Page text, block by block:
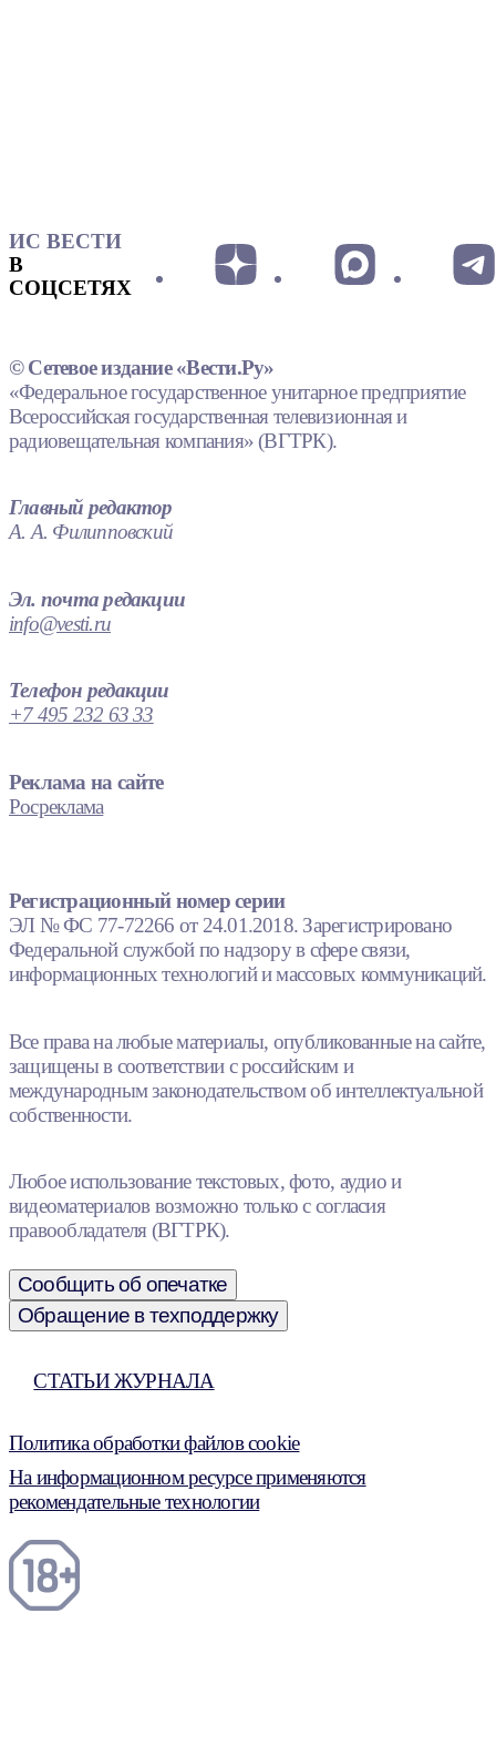
ИС ВЕСТИ
В
СОЦСЕТЯХ
© Сетевое издание «Вести.Ру»
«Федеральное государственное унитарное предприятие
Всероссийская государственная телевизионная и
радиовещательная компания» (ВГТРК).
Главный редактор
А. А. Филипповский
Эл. почта редакции
info@vesti.ru
Телефон редакции
+7 495 232 63 33
Реклама на сайте
Росреклама
Регистрационный номер серии
ЭЛ № ФС 77-72266 от 24.01.2018. Зарегистрировано
Федеральной службой по надзору в сфере связи,
информационных технологий и массовых коммуникаций.
Все права на любые материалы, опубликованные на сайте,
защищены в соответствии с российским и
международным законодательством об интеллектуальной
собственности.
Любое использование текстовых, фото, аудио и
видеоматериалов возможно только с согласия
правообладателя (ВГТРК).
Сообщить об опечатке
Обращение в техподдержку
СТАТЬИ ЖУРНАЛА
Политика обработки файлов cookie
На информационном ресурсе применяются
рекомендательные технологии